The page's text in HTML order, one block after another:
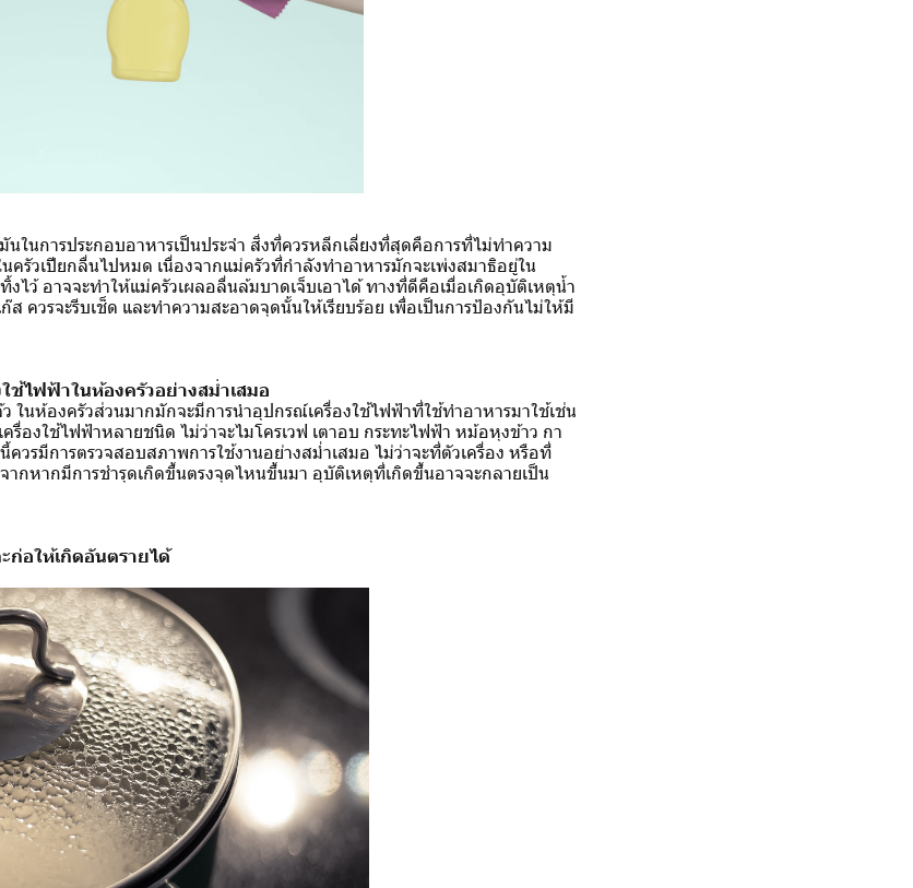
นในการประกอบอาหารเป็นประจำ สิ่งที่ควรหลีกเลี่ยงที่สุดคือการที่ไม่ทำความ
ครัวเปียกลื่นไปหมด เนื่องจากแม่ครัวที่กำลังทำอาหารมักจะเพ่งสมาธิอยู่ใน
ไว้ อาจจะทำให้แม่ครัวเผลอลื่นล้มบาดเจ็บเอาได้ ทางที่ดีคือเมื่อเกิดอุบัติเหตุน้ำ
ควรจะรีบเช็ด และทำความสะอาดจุดนั้นให้เรียบร้อย เพื่อเป็นการป้องกันไม่ให้มี
ช้ไฟฟ้าในห้องครัวอย่างสม่ำเสมอ
ในห้องครัวส่วนมากมักจะมีการนำอุปกรณ์เครื่องใช้ไฟฟ้าที่ใช้ทำอาหารมาใช้เช่น
รื่องใช้ไฟฟ้าหลายชนิด ไม่ว่าจะไมโครเวฟ เตาอบ กระทะไฟฟ้า หม้อหุงข้าว กา
ควรมีการตรวจสอบสภาพการใช้งานอย่างสม่ำเสมอ ไม่ว่าจะที่ตัวเครื่อง หรือที่
ากหากมีการชำรุดเกิดขึ้นตรงจุดไหนขึ้นมา อุบัติเหตุที่เกิดขึ้นอาจจะกลายเป็น
ก่อให้เกิดอันตรายได้